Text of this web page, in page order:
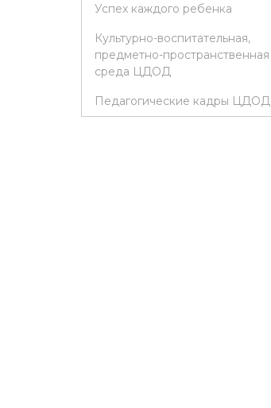
Успех каждого ребенка
Культурно-воспитательная,
предметно-пространственная
среда ЦДОД
Педагогические кадры ЦДОД